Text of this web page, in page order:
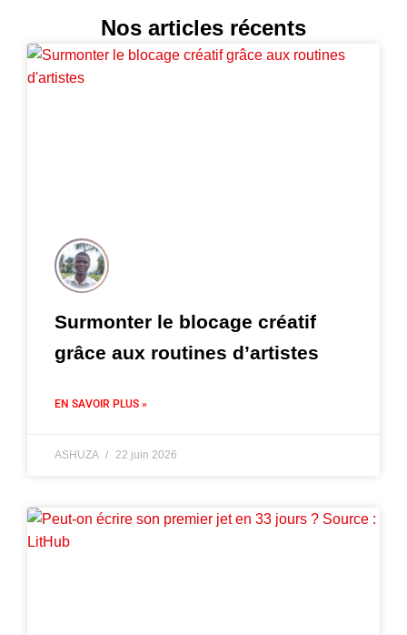
Nos articles récents
Surmonter le blocage créatif
grâce aux routines d’artistes
EN SAVOIR PLUS »
ASHUZA 22 juin 2026